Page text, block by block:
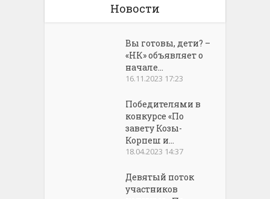
Новости
Вы готовы, дети? –
«НК» объявляет о
начале...
16.11.2023 17:23
Победителями в
конкурсе «По
завету Козы-
Корпеш и...
18.04.2023 14:37
Девятый поток
участников